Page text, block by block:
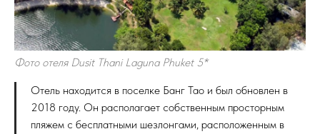
Фото отеля Dusit Thani Laguna Phuket 5*
Отель находится в поселке Банг Тао и был обновлен в
2018 году. Он располагает собственным просторным
пляжем с бесплатными шезлонгами, расположенным в